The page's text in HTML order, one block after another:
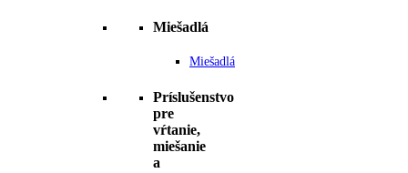
Miešadlá
Miešadlá
Príslušenstvo
pre
vŕtanie,
miešanie
a